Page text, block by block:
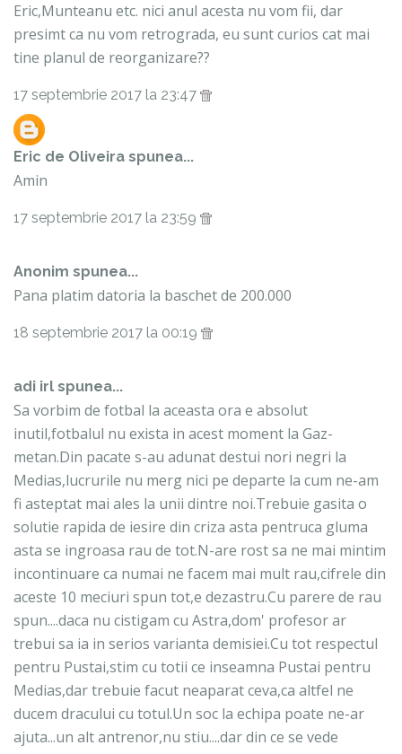
Eric,Munteanu etc. nici anul acesta nu vom fii, dar
presimt ca nu vom retrograda, eu sunt curios cat mai
tine planul de reorganizare??
17 septembrie 2017 la 23:47
Eric de Oliveira spunea...
Amin
17 septembrie 2017 la 23:59
Anonim spunea...
Pana platim datoria la baschet de 200.000
18 septembrie 2017 la 00:19
adi irl spunea...
Sa vorbim de fotbal la aceasta ora e absolut
inutil,fotbalul nu exista in acest moment la Gaz-
metan.Din pacate s-au adunat destui nori negri la
Medias,lucrurile nu merg nici pe departe la cum ne-am
fi asteptat mai ales la unii dintre noi.Trebuie gasita o
solutie rapida de iesire din criza asta pentruca gluma
asta se ingroasa rau de tot.N-are rost sa ne mai mintim
incontinuare ca numai ne facem mai mult rau,cifrele din
aceste 10 meciuri spun tot,e dezastru.Cu parere de rau
spun....daca nu cistigam cu Astra,dom' profesor ar
trebui sa ia in serios varianta demisiei.Cu tot respectul
pentru Pustai,stim cu totii ce inseamna Pustai pentru
Medias,dar trebuie facut neaparat ceva,ca altfel ne
ducem dracului cu totul.Un soc la echipa poate ne-ar
ajuta...un alt antrenor,nu stiu....dar din ce se vede